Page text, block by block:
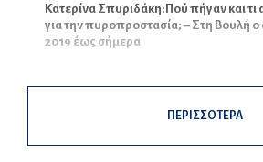
Κατερίνα Σπυριδάκη:Πού πήγαν και
για την πυροπροστασία; – Στη Βουλή
2019 έως σήμερα
ΠΕΡΙΣΣΟΤΕΡΑ